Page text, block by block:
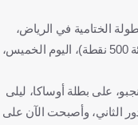
الختامية في الرياض،
بعد فوزها الافتتاحي في بطولة طوكيو للتنس (فئة 500 نقطة)، اليوم الخميس،
على بطلة أوساكا، ليلى
عليها بنتيجة (6-4) و(6-3) في الدور الثاني، وأصبحت الآن على